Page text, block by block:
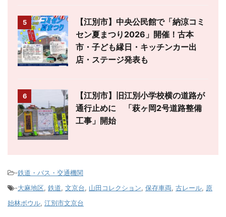
5
【江別市】中央公民館で「納涼コミ
セン夏まつり2026」開催！古本
市・子ども縁日・キッチンカー出
店・ステージ発表も
6
【江別市】旧江別小学校横の道路が
通行止めに 「萩ヶ岡2号道路整備
工事」開始
-鉄道・バス・交通機関
-大麻地区, 鉄道, 文京台, 山田コレクション, 保存車両, 古レール, 原
始林ボウル, 江別市文京台